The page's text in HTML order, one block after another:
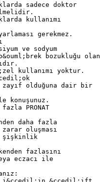
sadece doktor
kullanımı
gerekmez.
ve sodyum
bozukluğu olan
kullanımı yoktur.
zayıf olduğuna dair bir
konuşunuz.
PRONAT
daha fazla
oluşması
şişkinlik
fazlasını
eczacı ile